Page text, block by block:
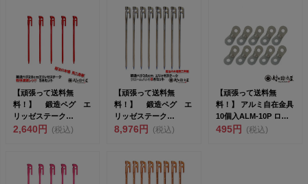
【頑張って送料無
料！】 鍛造ペグ エ
リッゼステーク
28cm 5本セット
2,640円 (税込)
【頑張って送料無
料！】 鍛造ペグ エ
リッゼステーク
38cm 8本セット
8,976円 (税込)
【頑張って送料無
料！】 アルミ自在金具
10個入ALM-10P ロー
プ径φ3.0-5...
495円 (税込)